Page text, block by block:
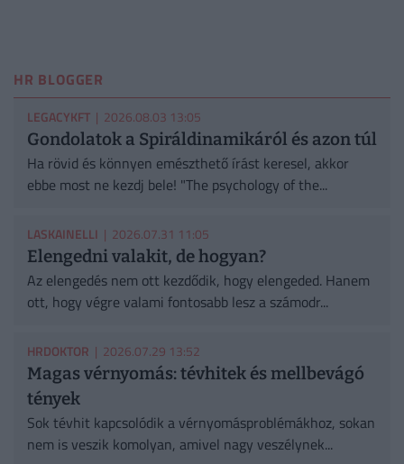
HR BLOGGER
LEGACYKFT | 2026.08.03 13:05
Gondolatok a Spiráldinamikáról és azon túl
Ha rövid és könnyen emészthető írást keresel, akkor
ebbe most ne kezdj bele! "The psychology of the...
LASKAINELLI | 2026.07.31 11:05
Elengedni valakit, de hogyan?
Az elengedés nem ott kezdődik, hogy elengeded. Hanem
ott, hogy végre valami fontosabb lesz a számodr...
HRDOKTOR | 2026.07.29 13:52
Magas vérnyomás: tévhitek és mellbevágó
tények
Sok tévhit kapcsolódik a vérnyomásproblémákhoz, sokan
nem is veszik komolyan, amivel nagy veszélynek...